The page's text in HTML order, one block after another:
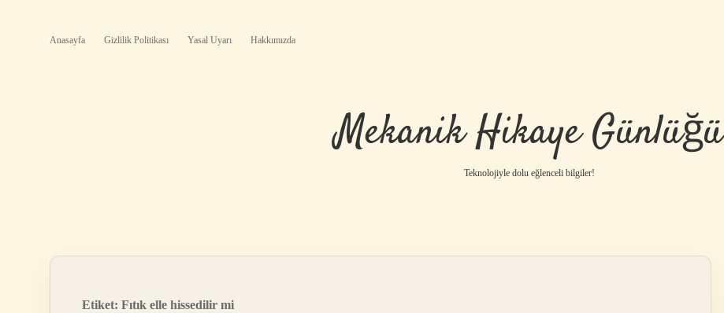
Anasayfa Gizlilik Politikası Yasal Uyarı Hakkımızda
Mekanik Hikaye Günlüğü
Teknolojiyle dolu eğlenceli bilgiler!
Etiket: Fıtık elle hissedilir mi